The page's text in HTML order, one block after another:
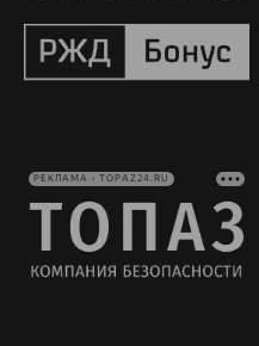
РЕКЛАМА • TOPAZ24.RU